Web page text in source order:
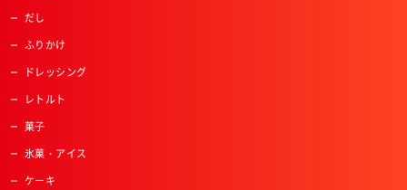
だし
ふりかけ
ドレッシング
レトルト
菓子
氷菓・アイス
ケーキ